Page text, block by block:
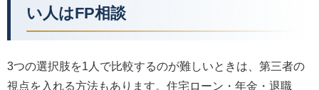
い人はFP相談
3つの選択肢を1人で比較するのが難しいときは、第三者の
視点を入れる方法もあります。住宅ローン・年金・退職